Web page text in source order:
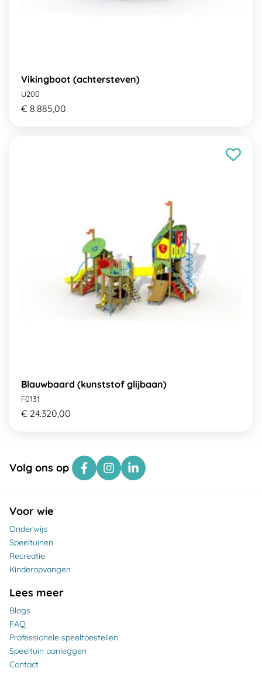
Vikingboot (achtersteven)
U200
€ 8.885,00
Blauwbaard (kunststof glijbaan)
F0131
€ 24.320,00
Volg ons op
Voor wie
Onderwijs
Speeltuinen
Recreatie
Kinderopvangen
Lees meer
Blogs
FAQ
Professionele speeltoestellen
Speeltuin aanleggen
Contact